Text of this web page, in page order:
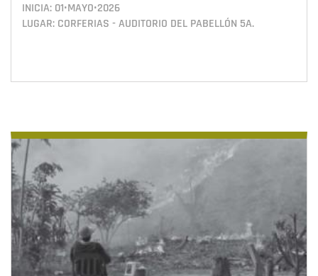
INICIA: 01•MAYO•2026
LUGAR: CORFERIAS - AUDITORIO DEL PABELLÓN 5A.